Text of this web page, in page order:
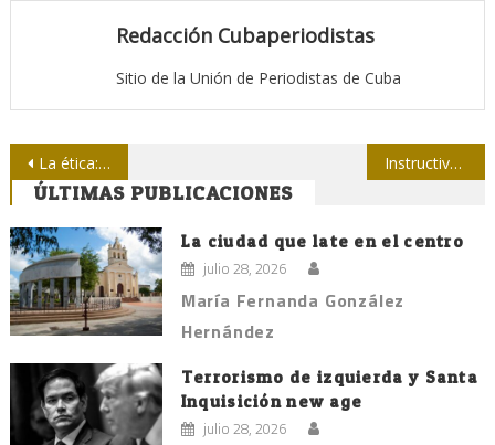
Redacción Cubaperiodistas
Sitio de la Unión de Periodistas de Cuba
Navegación
de
entradas
La ética: el antivirus del periodista Instructivo encuentro con diputados periodistas
ÚLTIMAS PUBLICACIONES
La ciudad que late en el centro
julio 28, 2026
María Fernanda González
Hernández
Terrorismo de izquierda y Santa
Inquisición new age
julio 28, 2026